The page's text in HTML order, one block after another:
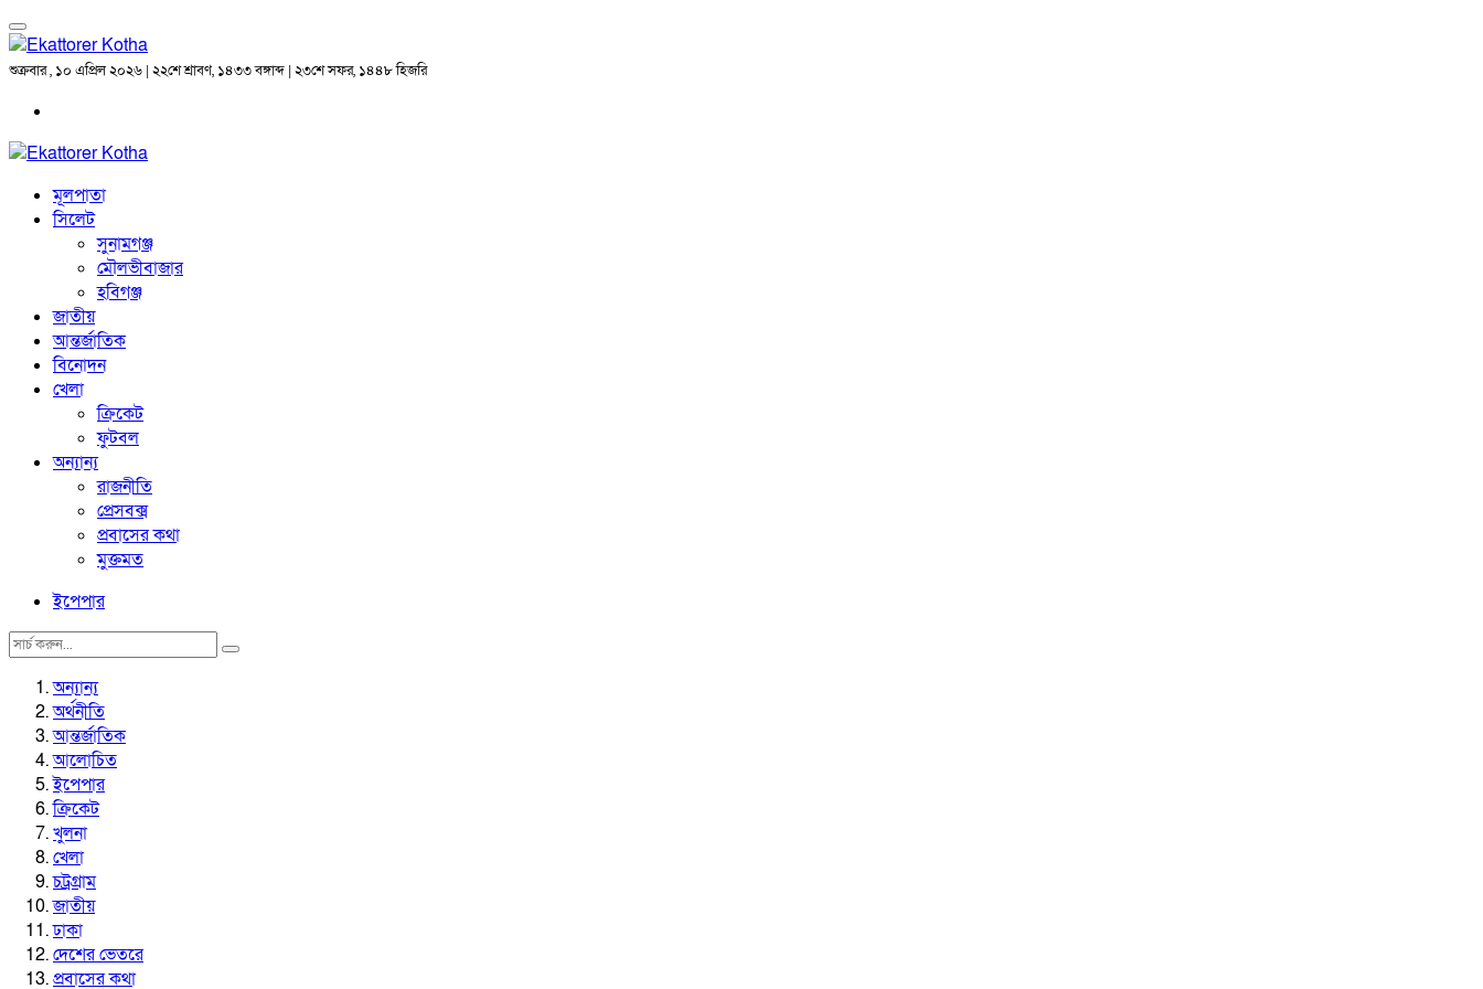
শুক্রবার , ১০ এপ্রিল ২০২৬ | ২২শে শ্রাবণ, ১৪৩৩ বঙ্গাব্দ | ২৩শে সফর, ১৪৪৮ হিজরি
মূলপাতা
সিলেট
সুনামগঞ্জ
মৌলভীবাজার
হবিগঞ্জ
জাতীয়
আন্তর্জাতিক
বিনোদন
খেলা
ক্রিকেট
ফুটবল
অন্যান্য
রাজনীতি
প্রেসবক্স
প্রবাসের কথা
মুক্তমত
ইপেপার
অন্যান্য
অর্থনীতি
আন্তর্জাতিক
আলোচিত
ইপেপার
ক্রিকেট
খুলনা
খেলা
চট্রগ্রাম
জাতীয়
ঢাকা
দেশের ভেতরে
প্রবাসের কথা